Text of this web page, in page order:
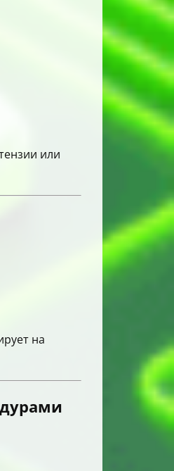
или
на